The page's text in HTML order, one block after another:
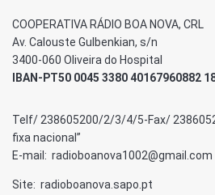
COOPERATIVA RÁDIO BOA NOVA, CRL
Av. Calouste Gulbenkian, s/n
3400-060 Oliveira do Hospital
IBAN-PT50 0045 3380 40167960882
Telf/ 238605200/2/3/4/5-Fax/
fixa nacional”
E-mail: radioboanova1002@gmail.com
Site: radioboanova.sapo.pt